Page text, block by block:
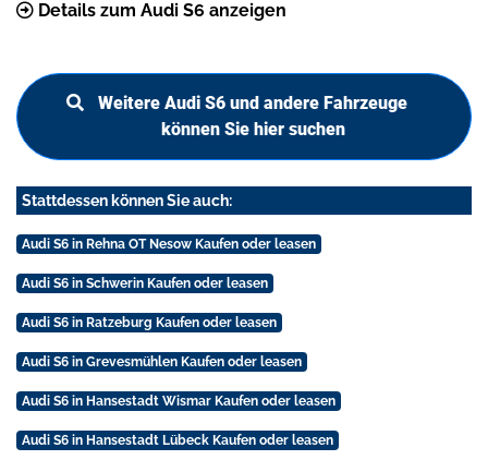
Details zum Audi S6 anzeigen
Weitere Audi S6 und andere Fahrzeuge
können Sie hier suchen
Stattdessen können Sie auch:
Audi S6 in Rehna OT Nesow Kaufen oder leasen
Audi S6 in Schwerin Kaufen oder leasen
Audi S6 in Ratzeburg Kaufen oder leasen
Audi S6 in Grevesmühlen Kaufen oder leasen
Audi S6 in Hansestadt Wismar Kaufen oder leasen
Audi S6 in Hansestadt Lübeck Kaufen oder leasen